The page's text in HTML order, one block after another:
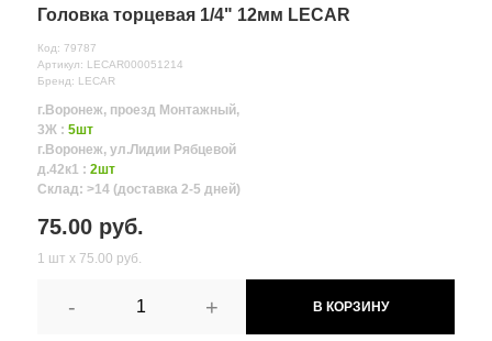
Головка торцевая 1/4" 12мм LECAR
Код: 79787
Артикул: LECAR000051214
Бренд: LECAR
г.Воронеж, проезд Монтажный,
3Ж : 5шт
г.Воронеж, ул.Лидии Рябцевой
д.42к1 : 2шт
Склад: >14 (доставка 2-5 дней)
75.00 руб.
1 шт х 75.00 руб.
- + В КОРЗИНУ